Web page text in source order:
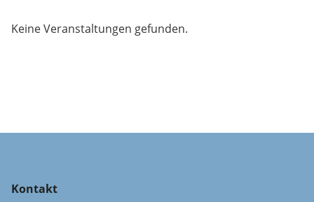
Keine Veranstaltungen gefunden.
Kontakt